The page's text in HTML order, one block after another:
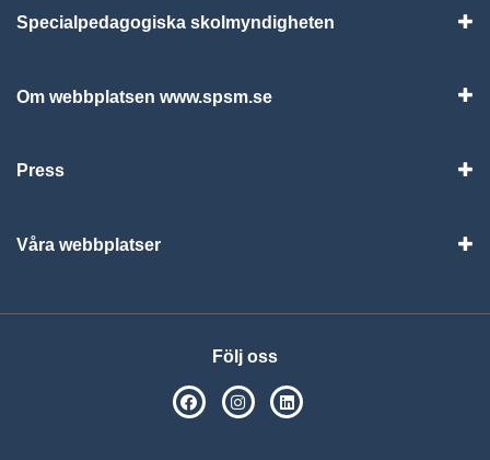
Specialpedagogiska skolmyndigheten
Om webbplatsen www.spsm.se
Press
Våra webbplatser
Följ oss
SPSM på Facebook
SPSM på Instagram